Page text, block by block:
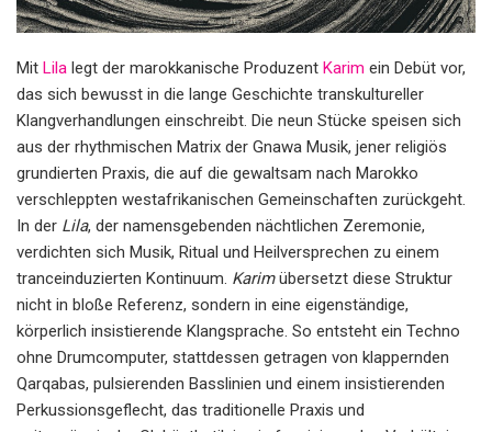
Mit Lila legt der marokkanische Produzent Karim ein Debüt vor,
das sich bewusst in die lange Geschichte transkultureller
Klangverhandlungen einschreibt. Die neun Stücke speisen sich
aus der rhythmischen Matrix der Gnawa Musik, jener religiös
grundierten Praxis, die auf die gewaltsam nach Marokko
verschleppten westafrikanischen Gemeinschaften zurückgeht.
In der Lila, der namensgebenden nächtlichen Zeremonie,
verdichten sich Musik, Ritual und Heilversprechen zu einem
tranceinduzierten Kontinuum. Karimübersetzt diese Struktur
nicht in bloße Referenz, sondern in eine eigenständige,
körperlich insistierende Klangsprache. So entsteht ein Techno
ohne Drumcomputer, stattdessen getragen von klappernden
Qarqabas, pulsierenden Basslinien und einem insistierenden
Perkussionsgeflecht, das traditionelle Praxis und